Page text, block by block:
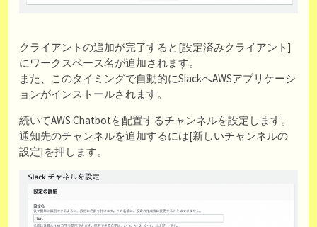
クライアントの追加が完了すると[設定済みクライアント]
にワークスペース名が追加されます。
また、このタイミングで自動的にSlackへAWSアプリケーシ
ョンがインストールされます。
続いてAWS Chatbotを配置するチャンネルを設定します。
通知先のチャンネルを追加するには[新しいチャンネルの
設定]を押します。